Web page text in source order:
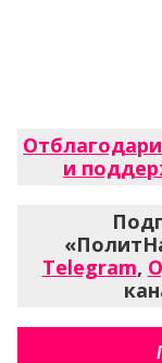
и
Telegram,